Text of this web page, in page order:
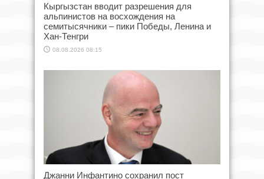
Кыргызстан вводит разрешения для
альпинистов на восхождения на
семитысячники – пики Победы, Ленина и
Хан-Тенгри
08.08.2026 08:15
Джанни Инфантино сохранил пост